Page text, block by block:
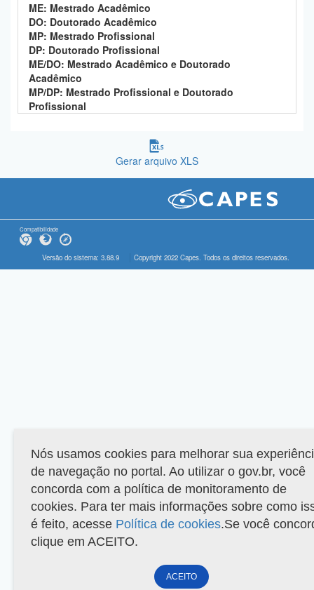
ME: Mestrado Acadêmico
DO: Doutorado Acadêmico
MP: Mestrado Profissional
DP: Doutorado Profissional
ME/DO: Mestrado Acadêmico e Doutorado
Acadêmico
MP/DP: Mestrado Profissional e Doutorado
Profissional
Gerar arquivo XLS
Compatibilidade
Versão do sistema: 3.88.9 Copyright 2022 Capes. Todos os direitos reservados.
Nós usamos cookies para melhorar sua
de navegação no portal. Ao utilizar o gov.br, você
concorda com a política de monitoramento de
cookies. Para ter mais informações sobre como
é feito, acesse Política de cookies.Se você
clique em ACEITO.
ACEITO